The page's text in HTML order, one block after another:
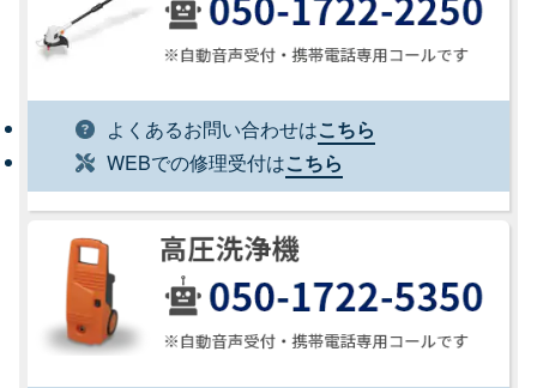
よくあるお問い合わせはこちら
WEBでの修理受付はこちら